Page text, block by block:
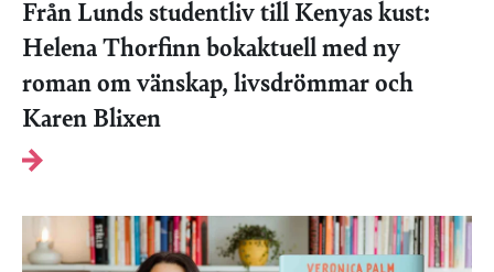
Från Lunds studentliv till Kenyas kust:
Helena Thorfinn bokaktuell med ny
roman om vänskap, livsdrömmar och
Karen Blixen